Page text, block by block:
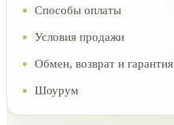
Способы оплаты
Условия продажи
Обмен, возврат и гарантия
Шоурум